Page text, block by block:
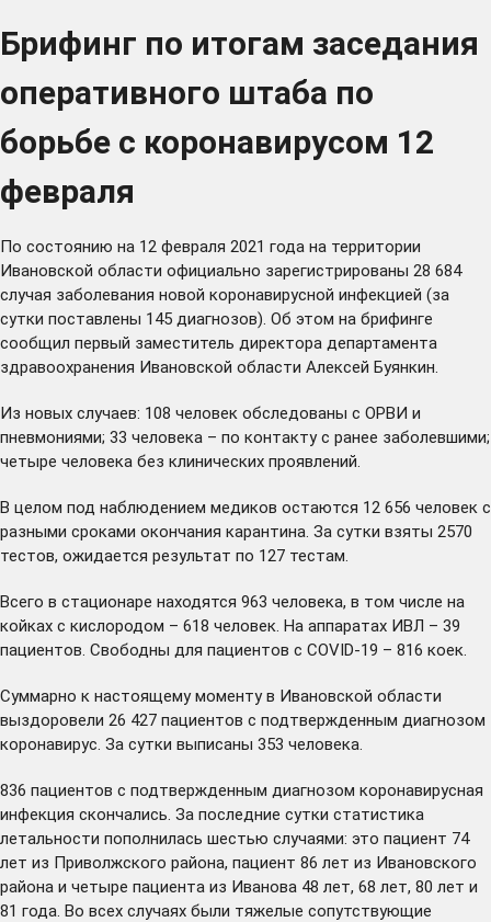
Брифинг по итогам заседания
оперативного штаба по
борьбе с коронавирусом 12
февраля
По состоянию на 12 февраля 2021 года на территории
Ивановской области официально зарегистрированы 28 684
случая заболевания новой коронавирусной инфекцией (за
сутки поставлены 145 диагнозов). Об этом на брифинге
сообщил первый заместитель директора департамента
здравоохранения Ивановской области Алексей Буянкин.
Из новых случаев: 108 человек обследованы с ОРВИ и
пневмониями; 33 человека – по контакту с ранее заболевшими;
четыре человека без клинических проявлений.
В целом под наблюдением медиков остаются 12 656 человек с
разными сроками окончания карантина. За сутки взяты 2570
тестов, ожидается результат по 127 тестам.
Всего в стационаре находятся 963 человека, в том числе на
койках с кислородом – 618 человек. На аппаратах ИВЛ – 39
пациентов. Свободны для пациентов с COVID-19 – 816 коек.
Суммарно к настоящему моменту в Ивановской области
выздоровели 26 427 пациентов с подтвержденным диагнозом
коронавирус. За сутки выписаны 353 человека.
836 пациентов с подтвержденным диагнозом коронавирусная
инфекция скончались. За последние сутки статистика
летальности пополнилась шестью случаями: это пациент 74
лет из Приволжского района, пациент 86 лет из Ивановского
района и четыре пациента из Иванова 48 лет, 68 лет, 80 лет и
81 года. Во всех случаях были тяжелые сопутствующие